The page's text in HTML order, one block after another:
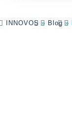
INNOVOS » Blog »